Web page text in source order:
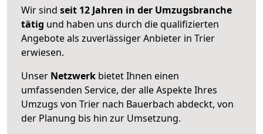
Wir sind seit 12 Jahren in der Umzugsbranche
tätig und haben uns durch die qualifizierten
Angebote als zuverlässiger Anbieter in Trier
erwiesen.
Unser Netzwerk bietet Ihnen einen
umfassenden Service, der alle Aspekte Ihres
Umzugs von Trier nach Bauerbach abdeckt, von
der Planung bis hin zur Umsetzung.